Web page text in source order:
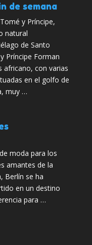
de semana
y Príncipe,
natural
de Santo
Príncipe Forman
africano, con varias
en el golfo de
muy …
moda para los
amantes de la
Berlín se ha
en un destino
para …